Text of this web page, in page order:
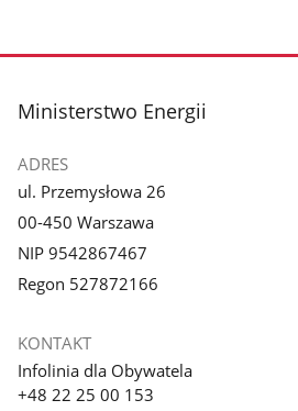
stopka
Ministerstwo Energii
ADRES
ul. Przemysłowa 26
00-450 Warszawa
NIP 9542867467
Regon 527872166
KONTAKT
Infolinia dla Obywatela
+48 22 25 00 153